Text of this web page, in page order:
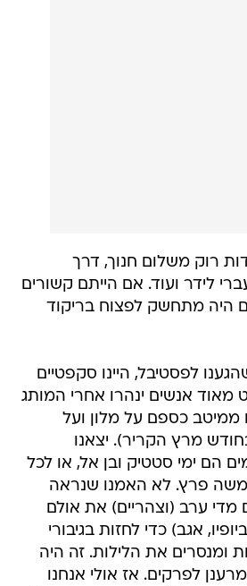
רוק משלום חנוך, דרך
לידר ועוד. אם הייתם קשורים
היה מתחשק לפצוח בריקוד
לפסטיבל, היינו סקפטיים
מאוד אנשים ינהרו אחרי המותג
ממיטב כספם על מלון ועל
מרץ הקריר). יצאנו
הם ימי סטטיק ובן אל, או לכל
פרץ. לא האמנו שנראה
מדי ערב (וצהריים) את אולם
אגב) כדי לחזות בגיבורי
ומנסרים את הלילות. זה היה
לפרקים. אז אולי אנחנו